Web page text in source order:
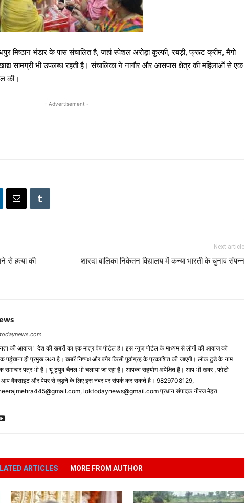
मिष्ठान भंडार के पास संचालित है, जहां स्पेशल अरोड़ा कुल्फी, रबड़ी, फ्रूट क्रीम, मैंगो
सामग्री भी उपलब्ध रहती है। संचालिका ने नागौर और आसपास क्षेत्र की महिलाओं से एक
की।
- Advertisement -
से हत्या की
Next article
शारदा बालिका निकेतन विद्यालय में कन्या भारती के चुनाव संपन्न
की आवाज " देश की खबरों का एक मात्र वेब पोर्टल है। इस न्यूज पोर्टल के माध्यम से लोगों की आवाज को
पहुंचाना ही प्रमुख लक्ष्य है। खबरें निष्पक्ष और बगैर किसी पूर्वाग्रह के प्रकाशित की जाएगी। लोक टुडे के नाम
समाचार पत्र भी है। यू ट्यूब चैनल भी चलाया जा रहा है। आपका सहयोग अपेक्षित है। आप भी खबर , फोटो
वैबसाइट और पेपर से जुड़ने के लिए इस नंबर पर संपर्क कर सकते है। 9829708129,
loktodaynews@gmail.com प्रधान संपादक नीरज मेहरा
ARTICLES MORE FROM AUTHOR